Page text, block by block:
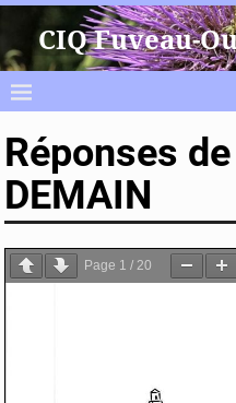
CIQ Fuveau-
Réponses
DEMAIN
Page 1 / 20